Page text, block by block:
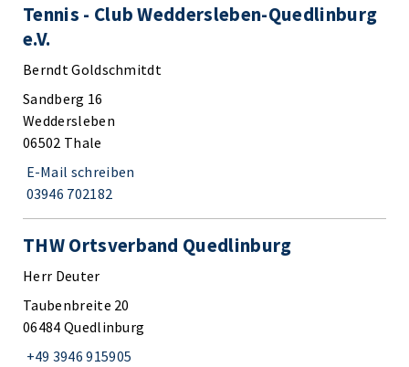
Tennis - Club Weddersleben-Quedlinburg
e.V.
Berndt Goldschmitdt
Sandberg 16
Weddersleben
06502 Thale
E-Mail schreiben
03946 702182
THW Ortsverband Quedlinburg
Herr Deuter
Taubenbreite 20
06484 Quedlinburg
+49 3946 915905